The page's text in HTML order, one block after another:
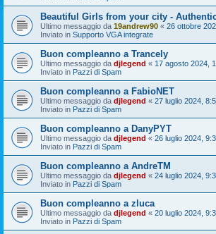
Beautiful Girls from your city -
Ultimo messaggio da 19andrew90 « 26 ottobre
Inviato in Supporto VGA integrate
Buon compleanno a Trancely
Ultimo messaggio da djlegend « 17 agosto 2024,
Inviato in Pazzi di Spam
Buon compleanno a FabioNET
Ultimo messaggio da djlegend « 27 luglio 2024,
Inviato in Pazzi di Spam
Buon compleanno a DanyPYT
Ultimo messaggio da djlegend « 26 luglio 2024,
Inviato in Pazzi di Spam
Buon compleanno a AndreTM
Ultimo messaggio da djlegend « 24 luglio 2024,
Inviato in Pazzi di Spam
Buon compleanno a zluca
Ultimo messaggio da djlegend « 20 luglio 2024,
Inviato in Pazzi di Spam